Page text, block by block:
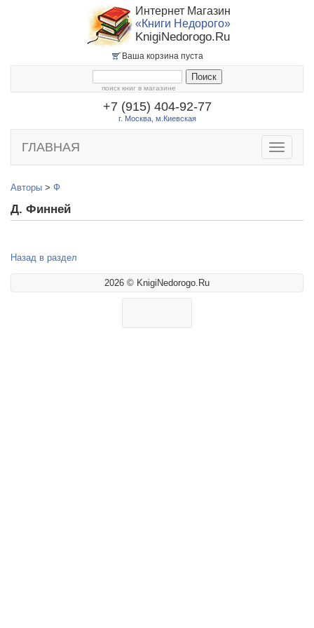
Интернет Магазин
«Книги Недорого»
KnigiNedorogo.Ru
Ваша корзина пуста
поиск книг в магазине
+7 (915) 404-92-77
г. Москва, м.Киевская
Toggle
ГЛАВНАЯ
Авторы > Ф
Д. Финней
Назад в раздел
2026 © KnigiNedorogo.Ru